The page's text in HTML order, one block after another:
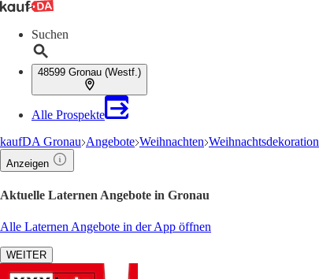
Suchen
48599 Gronau (Westf.)
Alle Prospekte
kaufDA Gronau Angebote Weihnachten Weihnachtsdekoration
Anzeigen
Aktuelle Laternen Angebote in Gronau
Alle Laternen Angebote in der App öffnen
WEITER